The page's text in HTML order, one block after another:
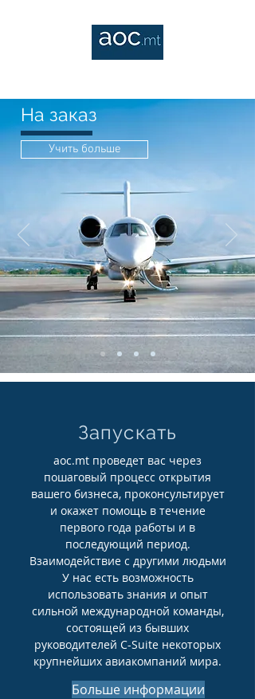
На заказ
Учить больше
Запускать
aoc.mt проведет вас через
пошаговый процесс открытия
вашего бизнеса, проконсультирует
и окажет помощь в течение
первого года работы и в
последующий период.
Взаимодействие с другими людьми
У нас есть возможность
использовать знания и опыт
сильной международной команды,
состоящей из бывших
руководителей C-Suite некоторых
крупнейших авиакомпаний мира.
Больше информации